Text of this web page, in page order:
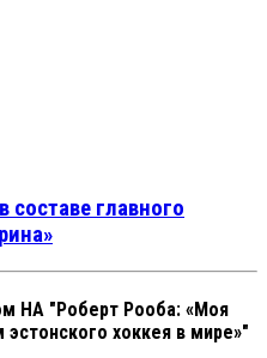
главного
НА "Роберт Рооба: «Моя
хоккея в мире»"